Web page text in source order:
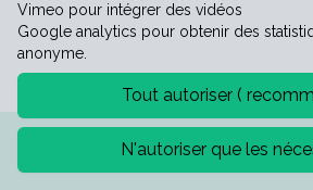
©2026 Mairie de Saint-Laurent-
Vimeo pour intégrer des vidéos
Google analytics pour obtenir des
anonyme.
Tout autoriser (
N'autoriser que les